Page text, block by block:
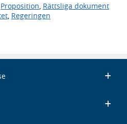
Proposition Rättsliga dokument
Regeringen